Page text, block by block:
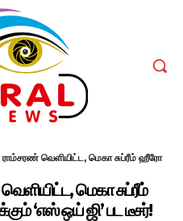
வெளியிட்ட, மெகா சுப்ரீம் ஹீரோ
மெகா சுப்ரீம்
‘எஸ் ஒய் ஜி’ பட டீசர்!